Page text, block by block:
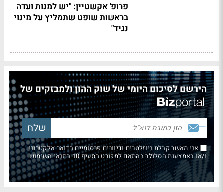
פרופ' אקשטיין: "יש למנות ועדה
בראשות שופט שתמליץ על מינוי
נגיד"
הירשם לסיכום היומי של שוק ההון ולמבזקים של
אני מאשר קבלת ניוזלטרים ודיוורים פרסומיים בדואר אלקטרוני
ו/או באמצעות הסלולר בהתאם למפורט בסעיף 10 בתנאי השימוש